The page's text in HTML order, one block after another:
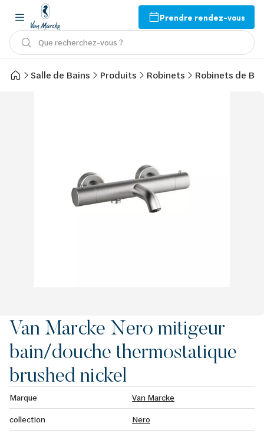
Prendre rendez-vous
Que recherchez-vous ?
Salle de Bains Produits Robinets Robinets de
Van Marcke Nero mitigeur
bain/douche thermostatique
brushed nickel
Marque
Van Marcke
collection
Nero